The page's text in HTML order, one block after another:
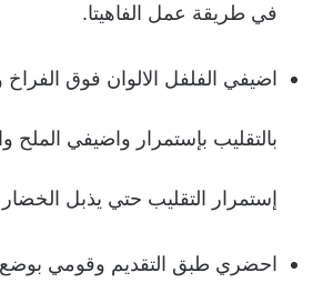
في طريقة عمل الفاهيتا.
اضيفي الفلفل الالوان فوق
بالتقليب بإستمرار واضيفي الملح
إستمرار التقليب حتي يذبل الخضار
احضري طبق التقديم وقومي بوضع